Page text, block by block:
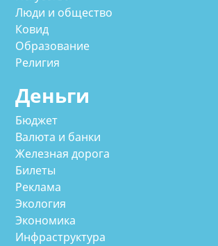
Люди и общество
Ковид
Образование
Религия
Деньги
Бюджет
Валюта и банки
Железная дорога
Билеты
Реклама
Экология
Экономика
Инфраструктура